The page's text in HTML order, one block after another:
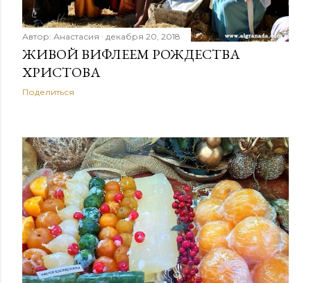
Автор: Анастасия декабря 20, 2018
ЖИВОЙ ВИФЛЕЕМ РОЖДЕСТВА
ХРИСТОВА
Поделиться